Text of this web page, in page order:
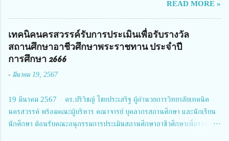
สมาคมวิศวกรรมชีวการแพทย์ไทย จัดการประชุมเผยแพร่ผลการดำเนินงาน
โครงการการวิจัยเชิงปฏิบัติการโดยบูรณาการทุกภาคส่วน เพื่อลดอุบัติเหตุและ
การเสียชีวิตให้สอดคล้องกับเป้าหมายแผนแม่บทฉบับที่ 5 ในวันที่ 22 มีนาคม
2567 โดยมี ดร.วิภารัตน์ ดีอ่อง ผู้อำนวยการสำนักงานการวิจัยแห่งชาติ เป็น
ประธานในพิธีเปิดพร้อมให้นโยบายการผลักดันงานวิจัยเพื่อความปลอดภัยทาง
การประชุมในครั้งนี้ นางสาวสตตกมล เกียรติพานิช ผู้อำนวยการกองบริหารทุน
Richmond Stylish Convention Hotel จังหวัดนนทบุรี ดร.วิภารัตน์ ดีอ่อง
ผู้อำนวยการสำนักงานการวิจัยแห่งชาติ กล่าวว่า วช. ในฐานะหน่วยงานบริหาร
จัดการทุนวิจัยและนวัตกรรมได้เล็งเห็นถึงความสำคัญของกา...
READ MORE »
เทคนิคนครสวรรค์รับการประเมินเพื่อรับรางวัล
สถานศึกษาอาชีวศึกษาพระราชทาน ประจำปี
การศึกษา 2666
- มีนาคม 19, 2567
19 มีนาคม 2567 ดร.ปริวิชญ์ ไชยประเสริฐ ผู้อำนวยการวิทยาลัยเทคนิค
นครสวรรค์ พร้อมคณะผู้บริหาร คณาจารย์ บุคลากรสถานศึกษา และนักเรียน
นักศึกษา ต้อนรับคณะอนุกรรมการประเมินสถานศึกษาอาชีวศึกษาเพื่อรางวัล